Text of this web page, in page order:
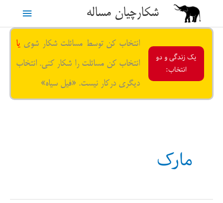
محتوا
شکارچیان مساله
فهرست
یک زندگی و دو
انتخاب:
انتخاب کن توسط مسائلت شکار شوی یا
انتخاب کن مسائلت را شکار کنی. انتخاب
دیگری درکار نیست. «فیل سیاه»
مارک